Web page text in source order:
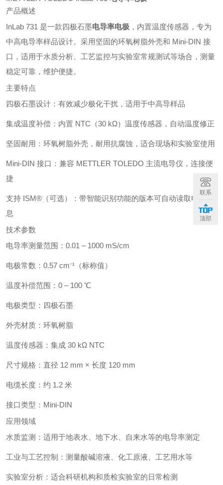
产品概述
InLab 731 是一款四极石墨电导率电极 ，内置温度传感器，专为
中高电导率样品设计。采用坚固的环氧树脂外壳和 Mini-DIN 接
口，适用于水质分析、工艺监控与实验室常规测试等场合，测量
稳定可靠，维护便捷。
主要特点
四极石墨设计：有效减少极化干扰，适用于中高导样品
集成温度补偿：内置 NTC（30 kΩ）温度传感器，自动温度修正
坚固耐用：环氧树脂外壳，耐用抗腐蚀，适合现场和实验室使用
Mini-DIN 接口：兼容 METTLER TOLEDO 主流电导仪，连接便
捷
支持 ISM®（可选）：带智能识别功能的版本可自动读取电极信
息
技术参数
电导率测量范围：0.01 – 1000 mS/cm
电极常数：0.57 cm⁻¹（标称值）
温度补偿范围：0 – 100 ℃
电极类型：四极石墨
外壳材质：环氧树脂
温度传感器：集成 30 kΩ NTC
尺寸规格：直径 12 mm × 长度 120 mm
电缆长度：约 1.2 米
接口类型：Mini-DIN
应用领域
水质监测：适用于地表水、地下水、自来水等的电导率测定
工业与工艺控制：测量酸碱溶液、化工原液、工艺用水等
实验室分析：适合科研机构和质检实验室的日常检测
联系
顶部